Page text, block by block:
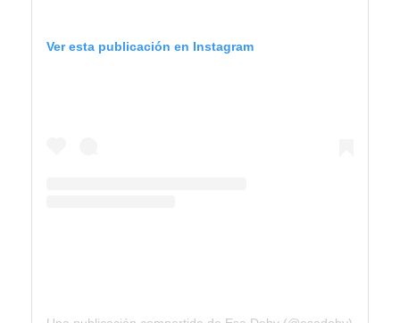
Ver esta publicación en Instagram